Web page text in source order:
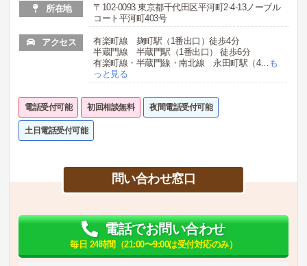
所在地
〒102-0093 東京都千代田区平河町2-4-13ノーブル
コート平河町403号
アクセス
有楽町線 麹町駅（1番出口）徒歩4分
半蔵門線 半蔵門駅（1番出口） 徒歩6分
有楽町線・半蔵門線・南北線 永田町駅（4… も
っと見る
電話受付可能 初回相談無料 夜間電話受付可能
土日電話受付可能
問い合わせ窓口
電話でお問い合わせ
毎日 24時間（21:00〜9:00は受付対応のみ）